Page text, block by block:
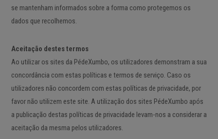
se mantenham informados sobre a forma como protegemos os
dados que recolhemos.
Aceitação destes termos
Ao utilizar os sites da PédeXumbo, os utilizadores demonstram a sua
concordância com estas políticas e termos de serviço. Caso os
utilizadores não concordem com estas políticas de privacidade, por
favor não utilizem este site. A utilização dos sites PédeXumbo após
a publicação destas políticas de privacidade levam-nos a considerar a
aceitação da mesma pelos utilizadores.